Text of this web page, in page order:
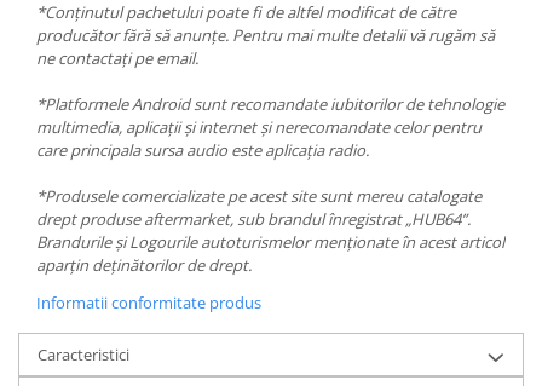
*Conținutul pachetului poate fi de altfel modificat de către
producător fără să anunțe. Pentru mai multe detalii vă rugăm să
ne contactați pe email.
*Platformele Android sunt recomandate iubitorilor de tehnologie
multimedia, aplicații și internet și nerecomandate celor pentru
care principala sursa audio este aplicația radio.
*Produsele comercializate pe acest site sunt mereu catalogate
drept produse aftermarket, sub brandul înregistrat „HUB64”.
Brandurile și Logourile autoturismelor menționate în acest articol
aparțin deținătorilor de drept.
Informatii conformitate produs
Caracteristici